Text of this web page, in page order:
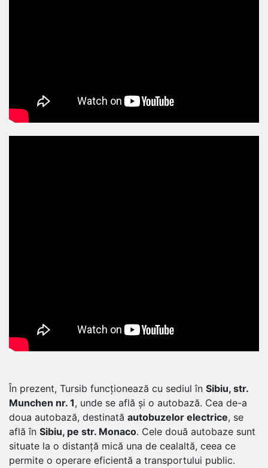
În prezent, Tursib funcționează cu sediul în Sibiu, str.
Munchen nr. 1, unde se află și o autobază. Cea de-a
doua autobază, destinată autobuzelor electrice, se
află în Sibiu, pe str. Monaco. Cele două autobaze sunt
situate la o distanță mică una de cealaltă, ceea ce
permite o operare eficientă a transportului public.